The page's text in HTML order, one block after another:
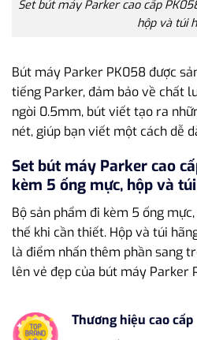
Set bút máy Parker cao cấp
hộp và túi
Bút máy Parker PK058 được
tiếng Parker, đảm bảo về chất
ngòi 0.5mm, bút viết tạo ra
nét, giúp bạn viết một cách dễ
Set bút máy Parker cao
kèm 5 ống mực, hộp và
Bộ sản phẩm đi kèm 5 ống
thế khi cần thiết. Hộp và túi
là điểm nhấn thêm phần sang
lên vẻ đẹp của bút máy Parker
Thương hiệu cao cấp